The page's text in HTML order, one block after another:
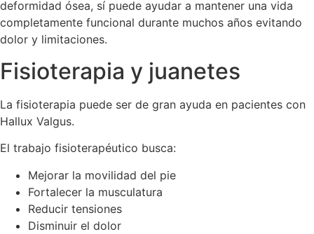
deformidad ósea, sí puede ayudar a mantener una vida
completamente funcional durante muchos años evitando
dolor y limitaciones.
Fisioterapia y juanetes
La fisioterapia puede ser de gran ayuda en pacientes con
Hallux Valgus.
El trabajo fisioterapéutico busca:
Mejorar la movilidad del pie
Fortalecer la musculatura
Reducir tensiones
Disminuir el dolor